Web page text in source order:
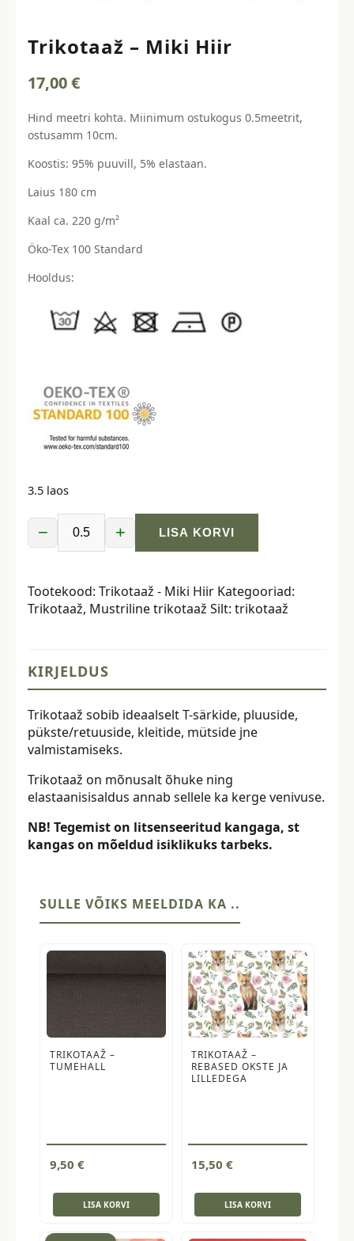
Trikotaaž – Miki Hiir
17,00€
Hind meetri kohta. Miinimum ostukogus 0.5meetrit,
ostusamm 10cm.
Koostis: 95% puuvill, 5% elastaan.
Laius 180 cm
Kaal ca. 220 g/m²
Öko-Tex 100 Standard
Hooldus:
3.5 laos
−
Trikotaaž
Hiir
kogus
+ LISA KORVI
Tootekood: Trikotaaž - Miki Hiir Kategooriad:
Trikotaaž, Mustriline trikotaaž Silt: trikotaaž
KIRJELDUS
Trikotaaž sobib ideaalselt T-särkide, pluuside,
pükste/retuuside, kleitide, mütside jne
valmistamiseks.
Trikotaaž on mõnusalt õhuke ning
elastaanisisaldus annab sellele ka kerge venivuse.
NB! Tegemist on litsenseeritud kangaga, st
kangas on mõeldud isiklikuks tarbeks.
SULLE VÕIKS MEELDIDA KA ..
TRIKOTAAŽ –
TUMEHALL
9,50 €
LISA KORVI
TRIKOTAAŽ –
REBASED OKSTE JA
LILLEDEGA
15,50 €
LISA KORVI